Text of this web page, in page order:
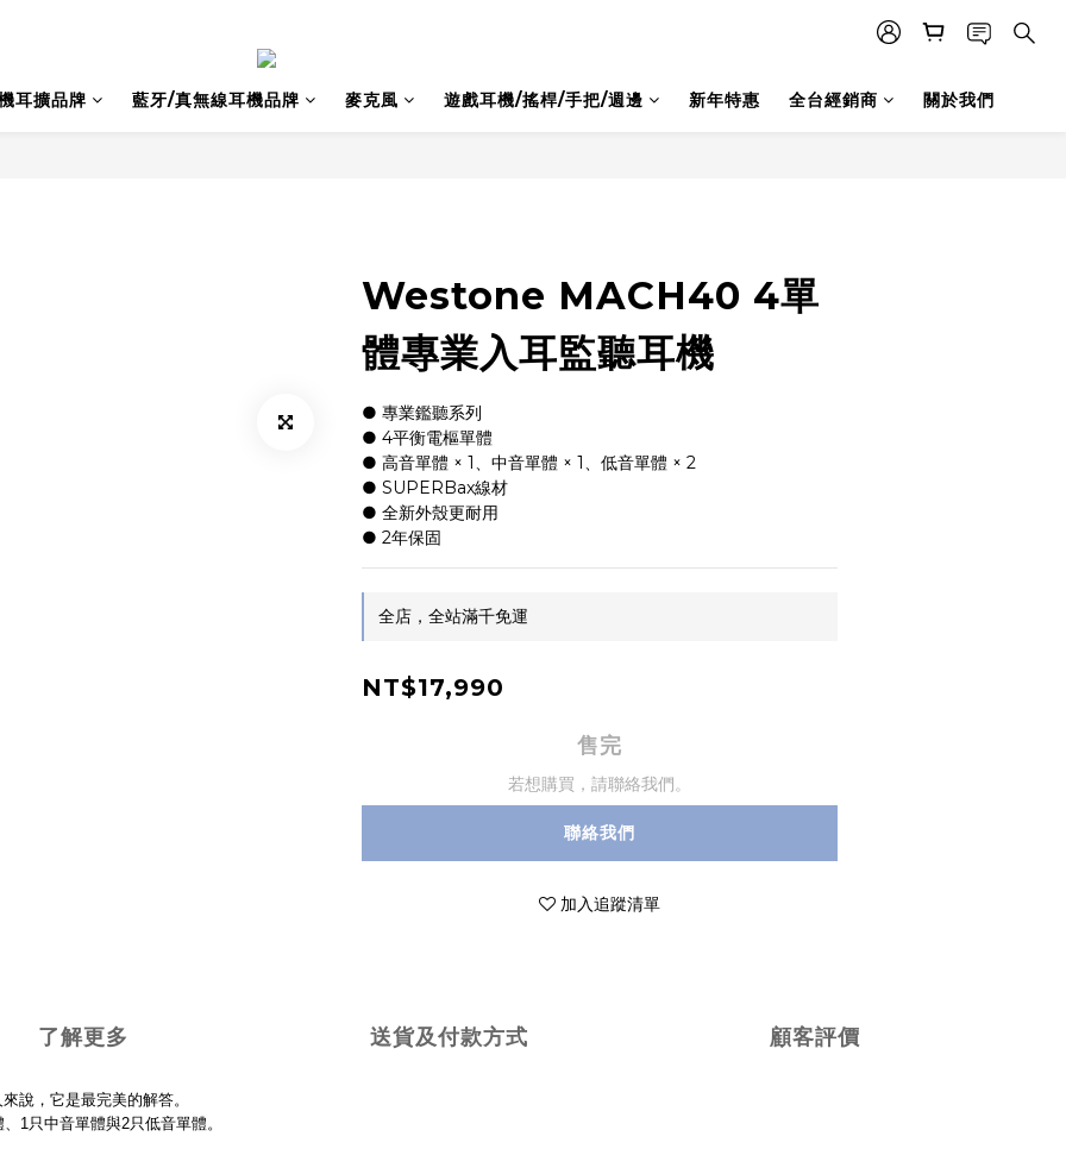
耳擴品牌 藍牙/真無線耳機品牌 麥克風 遊戲耳機/搖桿/手把/週邊 新年特惠 全台經銷商 關於我們
Westone MACH40 4單
體專業入耳監聽耳機
● 專業鑑聽系列
● 4平衡電樞單體
● 高音單體 × 1、中音單體 × 1、低音單體 × 2
● SUPERBax線材
● 全新外殼更耐用
● 2年保固
全店，全站滿千免運
NT$17,990
售完
若想購買，請聯絡我們。
聯絡我們
加入追蹤清單
了解更多 送貨及付款方式 顧客評價
說，它是最完美的解答。
1只中音單體與2只低音單體。